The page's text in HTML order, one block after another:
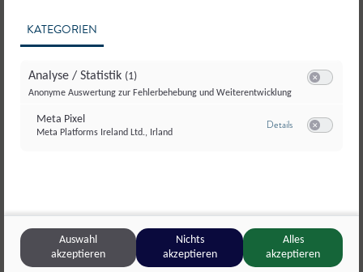
KATEGORIEN
Analyse / Statistik (1)
Anonyme Auswertung zur Fehlerbehebung und Weiterentwicklung
Meta Pixel
Meta Platforms Ireland Ltd., Irland
Detailszu Meta Pixel
Auswahl
akzeptieren
Nichts
akzeptieren
Alles
akzeptieren